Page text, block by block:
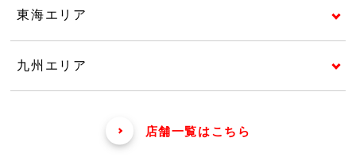
東海エリア
九州エリア
店舗一覧はこちら